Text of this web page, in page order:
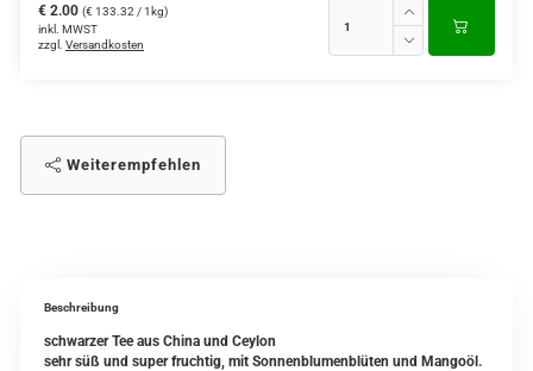
€ 2.00 (€ 133.32 / 1kg)
inkl. MWST
zzgl. Versandkosten
Weiterempfehlen
Beschreibung
schwarzer Tee aus China und Ceylon
sehr süß und super fruchtig, mit Sonnenblumenblüten und Mangoöl.